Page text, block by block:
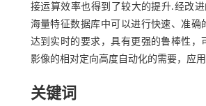
接运算效率也得到了较大的提升.经改进
海量特征数据库中可以进行快速、准确
达到实时的要求，具有更强的鲁棒性，
影像的相对定向高度自动化的需要，应
关键词